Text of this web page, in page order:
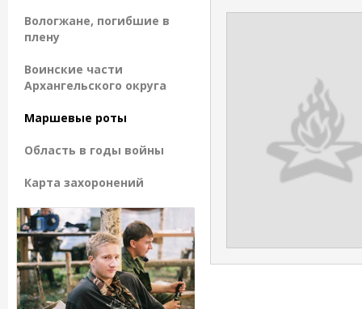
Вологжане, погибшие в
плену
Воинские части
Архангельского округа
Маршевые роты
Область в годы войны
Карта захоронений